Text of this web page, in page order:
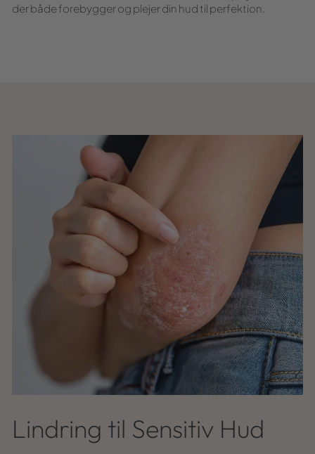
der både forebygger og plejer din hud til perfektion.
Lindring til Sensitiv Hud